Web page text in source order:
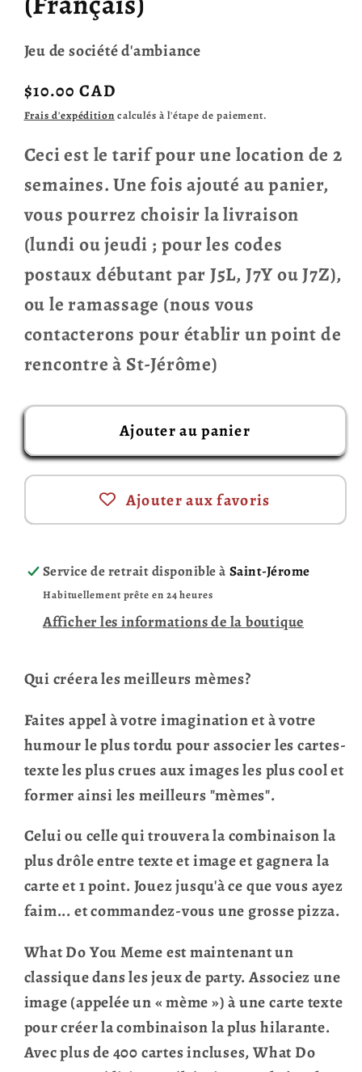
Jeu de société d'ambiance
Prix
habituel
$10.00 CAD
Frais d'expédition calculés à l'étape de paiement.
Ceci est le tarif pour une location de 2
semaines. Une fois ajouté au panier,
vous pourrez choisir la livraison
(lundi ou jeudi ; pour les codes
postaux débutant par J5L, J7Y ou J7Z),
ou le ramassage (nous vous
contacterons pour établir un point de
rencontre à St-Jérôme)
Ajouter au panier
Ajouter aux favoris
Service de retrait disponible à Saint-Jérome
Habituellement prête en 24 heures
Afficher les informations de la boutique
Qui créera les meilleurs mèmes?
Faites appel à votre imagination et à votre
humour le plus tordu pour associer les cartes-
texte les plus crues aux images les plus cool et
former ainsi les meilleurs "mèmes".
Celui ou celle qui trouvera la combinaison la
plus drôle entre texte et image et gagnera la
carte et 1 point. Jouez jusqu'à ce que vous ayez
faim... et commandez-vous une grosse pizza.
What Do You Meme est maintenant un
classique dans les jeux de party. Associez une
image (appelée un « mème ») à une carte texte
pour créer la combinaison la plus hilarante.
Avec plus de 400 cartes incluses, What Do